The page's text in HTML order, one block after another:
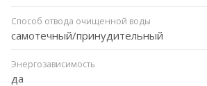
Способ отвода очищенной воды
самотечный/принудительный
Энергозависимость
да